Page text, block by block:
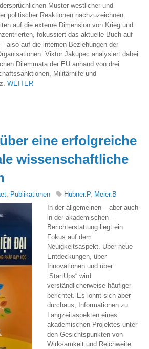
Muster westlicher und
politischer Reaktionen nachzuzeichnen.
auf die externe Dimension von Krieg und
fokussiert das aktuelle Buch auf
also auf die internen Beziehungen der
Viktor Jakupec analysiert dabei
Dilemmata der EU anhand von drei
Militärhilfe und
WEITER
eine erfolgreiche
wissenschaftliche
, Publikationen Hübner.P, Meier.B
In der allgemeinen – aber auch
in der akademischen –
Berichterstattung liegt ein
Fokus auf dem
Neuigkeitsaspekt. Über neue
Entdeckungen, über
Innovationen und über
„StartUps“ wird
verständlicherweise häufiger
berichtet. Es lohnt sich aber
durchaus, Informationen zu
Langzeitaspekten eines
akademischen Projektes unter
den Gesichtspunkten von
Wirksamkeit und Reichweite